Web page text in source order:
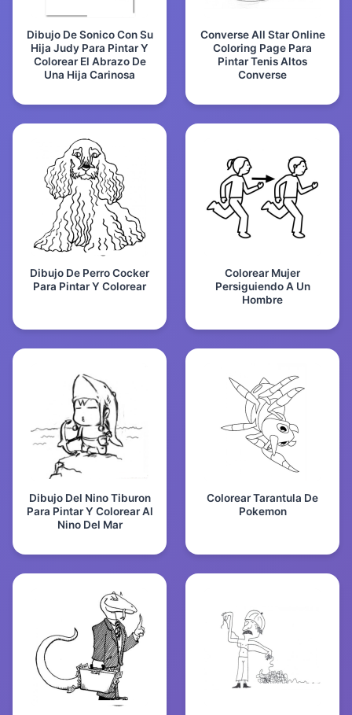
Dibujo De Sonico Con Su
Hija Judy Para Pintar Y
Colorear El Abrazo De
Una Hija Carinosa
Converse All Star Online
Coloring Page Para
Pintar Tenis Altos
Converse
Dibujo De Perro Cocker
Para Pintar Y Colorear
Colorear Mujer
Persiguiendo A Un
Hombre
Dibujo Del Nino Tiburon
Para Pintar Y Colorear Al
Nino Del Mar
Colorear Tarantula De
Pokemon